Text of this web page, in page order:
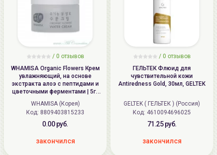
/ 0 отзывов
WHAMISA Organic Flowers Крем
увлажняющий, на основе
экстракта алоэ с пептидами и
цветочными ферментами | 5г |
Organic Flowers Water Cream,
Natto Gum (AW0300)
WHAMISA (Корея)
Код: 8809403815233
0.00 руб.
закончился
/ 0 отзывов
ГЕЛЬТЕК Флюид для
чувствительной кожи
Antiredness Gold, 30мл, GELTEK
GELTEK ( ГЕЛЬТЕК ) (Россия)
Код: 4610094696025
71.25 руб.
закончился